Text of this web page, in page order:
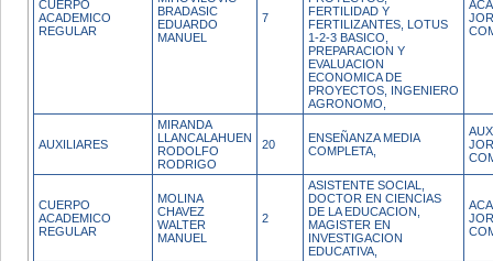
CUERPO
ACADEMICO
REGULAR
BRADASIC
EDUARDO
MANUEL
7
FERTILIDAD Y
FERTILIZANTES, LOTUS
1-2-3 BASICO,
PREPARACION Y
EVALUACION
ECONOMICA DE
PROYECTOS, INGENIERO
AGRONOMO,
AUXILIARES
MIRANDA
LLANCALAHUEN
RODOLFO
RODRIGO
20
ENSEÑANZA MEDIA
COMPLETA,
CUERPO
ACADEMICO
REGULAR
MOLINA
CHAVEZ
WALTER
MANUEL
2
ASISTENTE SOCIAL,
DOCTOR EN CIENCIAS
DE LA EDUCACION,
MAGISTER EN
INVESTIGACION
EDUCATIVA,